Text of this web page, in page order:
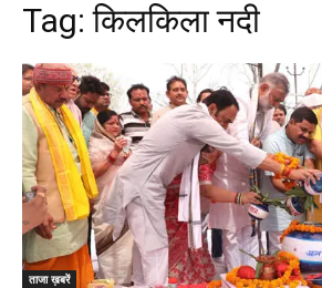
Tag:किलकिला नदी
ताजा ख़बरें